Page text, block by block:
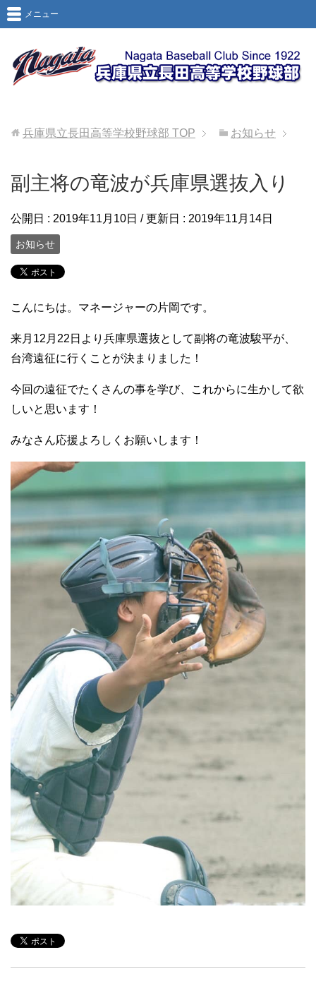
メニュー
兵庫県立長田高等学校野球部 TOP お知らせ
副主将の竜波が兵庫県選抜入り
公開日 : 2019年11月10日 / 更新日 : 2019年11月14日
お知らせ
こんにちは。マネージャーの片岡です。
来月12月22日より兵庫県選抜として副将の竜波駿平が、
台湾遠征に行くことが決まりました！
今回の遠征でたくさんの事を学び、これからに生かして欲
しいと思います！
みなさん応援よろしくお願いします！